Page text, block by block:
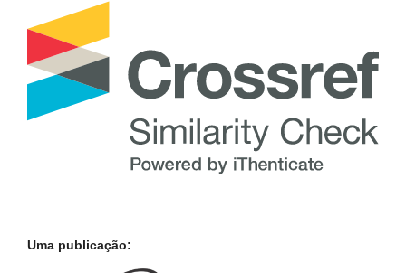
Uma publicação: